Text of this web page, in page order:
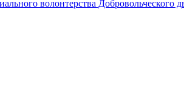
волонтерства Добровольческого